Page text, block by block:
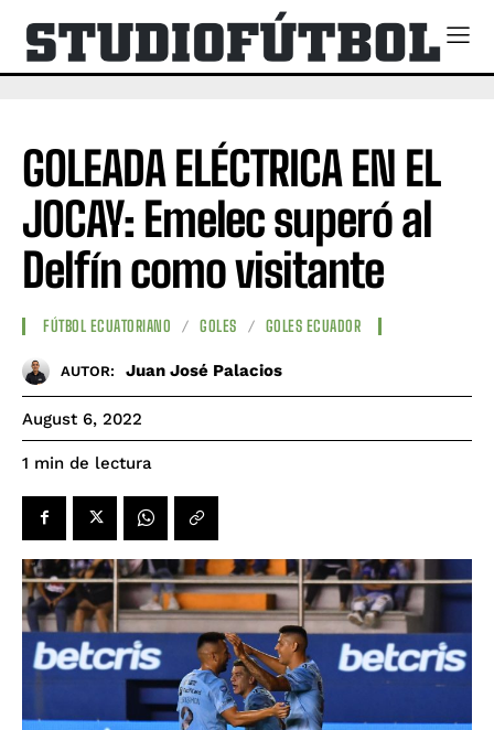
GOLEADA ELÉCTRICA EN EL
JOCAY: Emelec superó al
Delfín como visitante
FÚTBOL ECUATORIANO GOLES GOLES ECUADOR
AUTOR: Juan José Palacios
August 6, 2022
1 min de lectura